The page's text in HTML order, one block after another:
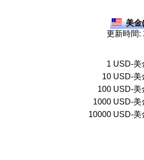
美金
更新時間:
1 USD-美
10 USD-美
100 USD-美
1000 USD-美
10000 USD-美